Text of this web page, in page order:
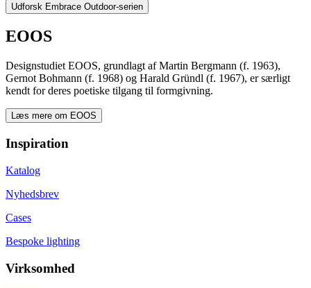
Udforsk Embrace Outdoor-serien
EOOS
Designstudiet EOOS, grundlagt af Martin Bergmann (f. 1963),
Gernot Bohmann (f. 1968) og Harald Gründl (f. 1967), er særligt
kendt for deres poetiske tilgang til formgivning.
Læs mere om EOOS
Inspiration
Katalog
Nyhedsbrev
Cases
Bespoke lighting
Virksomhed